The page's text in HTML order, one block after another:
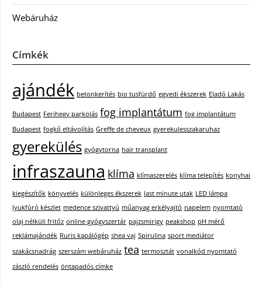
Webáruház
Címkék
ajándék betonkerítés bio tusfürdő egyedi ékszerek Eladó Lakás
Budapest Ferihegy parkolás fog implantátum fog implantátum
Budapest fogkő eltávolítás Greffe de cheveux gyerekulesszakaruhaz
gyerekülés gyógytorna hair transplant
infraszauna klíma klímaszerelés klíma telepítés konyhai
kiegészítők könyvelés különleges ékszerek last minute utak LED lámpa
lyukfúró készlet medence szivattyú műanyag erkélyajtó napelem nyomtató
olaj nélküli fritőz online gyógyszertár pajzsmirigy peakshop pH mérő
reklámajándék Ruris kapálógép shea vaj Spirulina sport mediátor
szakácsnadrág szerszám webáruház tea termosztát vonalkód nyomtató
zászló rendelés öntapadós címke